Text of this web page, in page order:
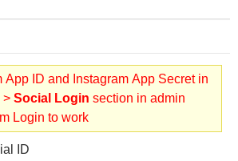
App ID and Instagram App Secret in
> Social Login section in admin
Login to work
ID